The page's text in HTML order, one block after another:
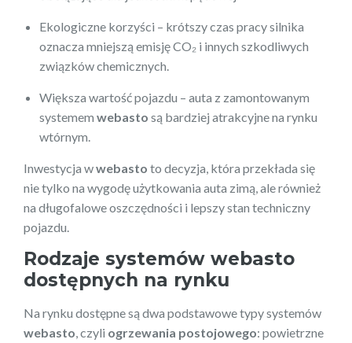
Ekologiczne korzyści – krótszy czas pracy silnika
oznacza mniejszą emisję CO₂ i innych szkodliwych
związków chemicznych.
Większa wartość pojazdu – auta z zamontowanym
systemem webasto są bardziej atrakcyjne na rynku
wtórnym.
Inwestycja wwebasto to decyzja, która przekłada się
nie tylko na wygodę użytkowania auta zimą, ale również
na długofalowe oszczędności i lepszy stan techniczny
pojazdu.
Rodzaje systemów webasto
dostępnych na rynku
Na rynku dostępne są dwa podstawowe typy systemów
webasto , czyli ogrzewania postojowego: powietrzne